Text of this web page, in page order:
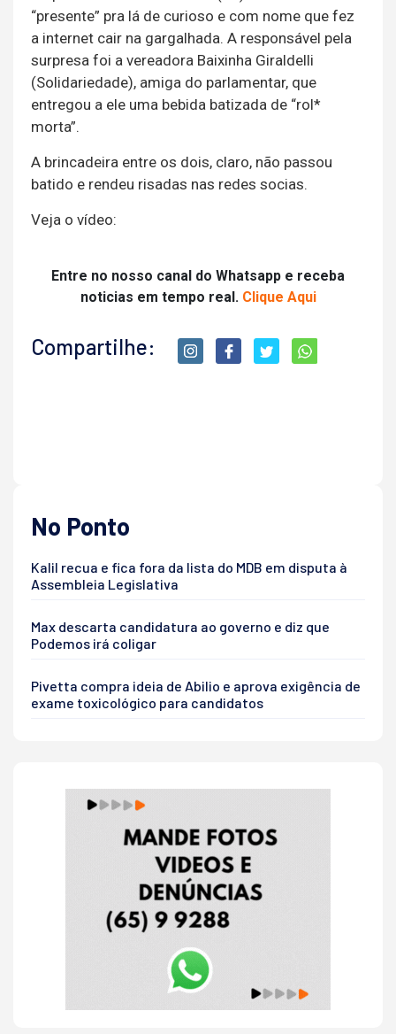
“presente” pra lá de curioso e com nome que fez
a internet cair na gargalhada. A responsável pela
surpresa foi a vereadora Baixinha Giraldelli
(Solidariedade), amiga do parlamentar, que
entregou a ele uma bebida batizada de “rol*
morta”.
A brincadeira entre os dois, claro, não passou
batido e rendeu risadas nas redes socias.
Veja o vídeo:
Entre no nosso canal do Whatsapp e receba
noticias em tempo real. Clique Aqui
Compartilhe:
No Ponto
Kalil recua e fica fora da lista do MDB em disputa à
Assembleia Legislativa
Max descarta candidatura ao governo e diz que
Podemos irá coligar
Pivetta compra ideia de Abilio e aprova exigência de
exame toxicológico para candidatos